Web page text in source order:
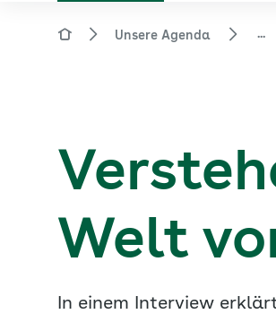
Unsere Agenda ...
Welt
In einem Interview